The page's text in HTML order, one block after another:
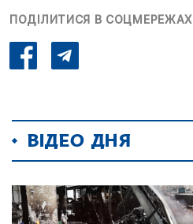
ПОДІЛИТИСЯ В СОЦМЕРЕЖАХ
ВІДЕО ДНЯ